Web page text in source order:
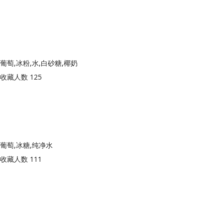
葡萄,冰粉,水,白砂糖,椰奶
收藏人数 125
葡萄,冰糖,纯净水
收藏人数 111